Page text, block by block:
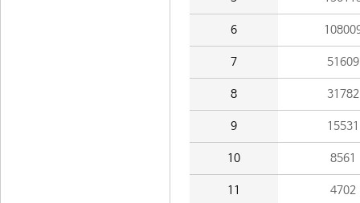
6
7 51609
8 31782
9 15531
10 8561
11 4702